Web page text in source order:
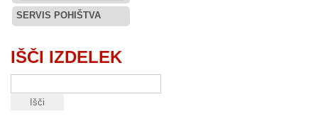
SERVIS POHIŠTVA
IŠČI IZDELEK